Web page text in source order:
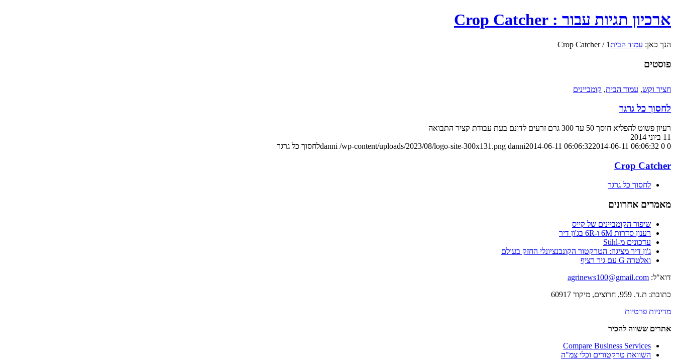
ארכיון תגיות עבור : Crop Catcher
הנך כאן: עמוד הבית1
/
Crop Catcher
פוסטים
חציר וקש, עמוד הבית, קומביינים
לחסוך כל גרגר
רעיון פשוט להפליא חוסך 50 עד 300 גרם זרעים לדונם בעת עבודת קציר התבואה
11 ביוני 2014
0
0
danni /wp-content/uploads/2023/08/logo-site-300x131.png danni2014-06-11 06:06:322014-06-11 06:06:32 לחסוך כל גרגר
Crop Catcher
לחסוך כל גרגר
מאמרים אחרונים
שיפור הקומביינים של קייס
רענון סדרות 6M ו-6R בג'ון דיר
עדכונים מ-Stihl
ג'ון דיר מציגה: הטרקטור הקונבנציונלי החזק בעולם
ואלטרה G עם גיר רציף
דוא"ל: agrinews100@gmail.com
כתובת: ת.ד. 959, חרוצים, מיקוד 60917
מדיניות פרטיות
אתרים ששווה להכיר
Compare Business Services
השוואת טרקטורים וכלי צמ"ה